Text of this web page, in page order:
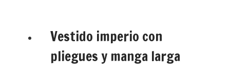
Vestido imperio con
pliegues y manga larga